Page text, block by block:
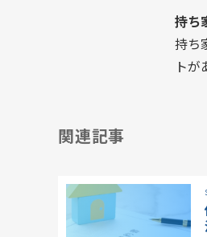
持ち
持ち
ト
関連記事